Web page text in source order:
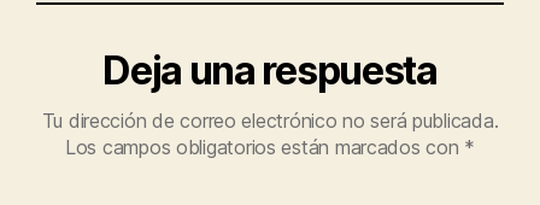
Deja una respuesta
Tu dirección de correo electrónico no será publicada.
Los campos obligatorios están marcados con *